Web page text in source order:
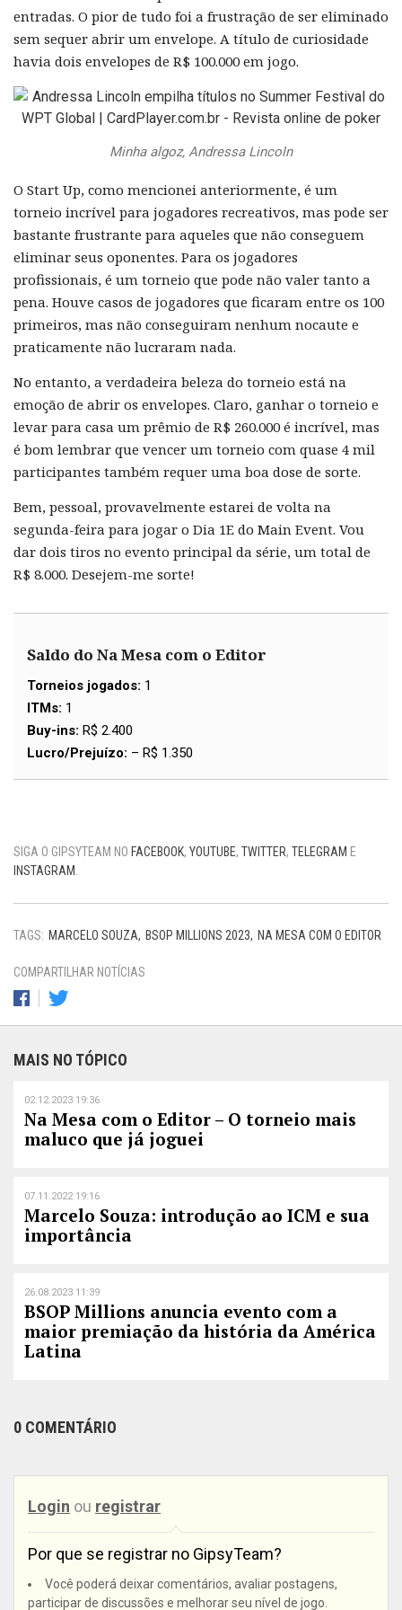
entradas. O pior de tudo foi a frustração de ser eliminado
sem sequer abrir um envelope. A título de curiosidade
havia dois envelopes de R$ 100.000 em jogo.
Minha algoz, Andressa Lincoln
O Start Up, como mencionei anteriormente, é um
torneio incrível para jogadores recreativos, mas pode ser
bastante frustrante para aqueles que não conseguem
eliminar seus oponentes. Para os jogadores
profissionais, é um torneio que pode não valer tanto a
pena. Houve casos de jogadores que ficaram entre os 100
primeiros, mas não conseguiram nenhum nocaute e
praticamente não lucraram nada.
No entanto, a verdadeira beleza do torneio está na
emoção de abrir os envelopes. Claro, ganhar o torneio e
levar para casa um prêmio de R$ 260.000 é incrível, mas
é bom lembrar que vencer um torneio com quase 4 mil
participantes também requer uma boa dose de sorte.
Bem, pessoal, provavelmente estarei de volta na
segunda-feira para jogar o Dia 1E do Main Event. Vou
dar dois tiros no evento principal da série, um total de
R$ 8.000. Desejem-me sorte!
Saldo do Na Mesa com o Editor
Torneios jogados: 1
ITMs: 1
Buy-ins: R$ 2.400
Lucro/Prejuízo: – R$ 1.350
SIGA O GIPSYTEAM NO FACEBOOK, YOUTUBE, TWITTER, TELEGRAM E
INSTAGRAM.
TAGS: MARCELO SOUZA BSOP MILLIONS 2023 NA MESA COM O EDITOR
COMPARTILHAR NOTÍCIAS
MAIS NO TÓPICO
02.12.2023 19:36
Na Mesa com o Editor – O torneio mais
maluco que já joguei
07.11.2022 19:16
Marcelo Souza: introdução ao ICM e sua
importância
26.08.2023 11:39
BSOP Millions anuncia evento com a
maior premiação da história da América
Latina
0 COMENTÁRIO
Login ou registrar
Por que se registrar no GipsyTeam?
Você poderá deixar comentários, avaliar postagens,
participar de discussões e melhorar seu nível de jogo.